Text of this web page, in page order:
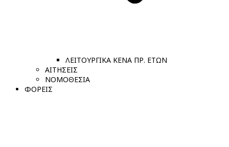
ΛΕΙΤΟΥΡΓΙΚΑ ΚΕΝΑ ΠΡ. ΕΤΩΝ
ΑΙΤΗΣΕΙΣ
ΝΟΜΟΘΕΣΙΑ
ΦΟΡΕΙΣ